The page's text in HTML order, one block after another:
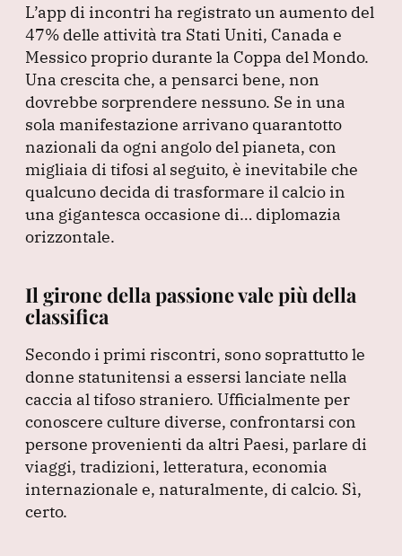
L’app di incontri ha registrato un aumento del
47% delle attività tra Stati Uniti, Canada e
Messico proprio durante la Coppa del Mondo.
Una crescita che, a pensarci bene, non
dovrebbe sorprendere nessuno. Se in una
sola manifestazione arrivano quarantotto
nazionali da ogni angolo del pianeta, con
migliaia di tifosi al seguito, è inevitabile che
qualcuno decida di trasformare il calcio in
una gigantesca occasione di… diplomazia
orizzontale.
Il girone della passione vale più della
classifica
Secondo i primi riscontri, sono soprattutto le
donne statunitensi a essersi lanciate nella
caccia al tifoso straniero. Ufficialmente per
conoscere culture diverse, confrontarsi con
persone provenienti da altri Paesi, parlare di
viaggi, tradizioni, letteratura, economia
internazionale e, naturalmente, di calcio. Sì,
certo.